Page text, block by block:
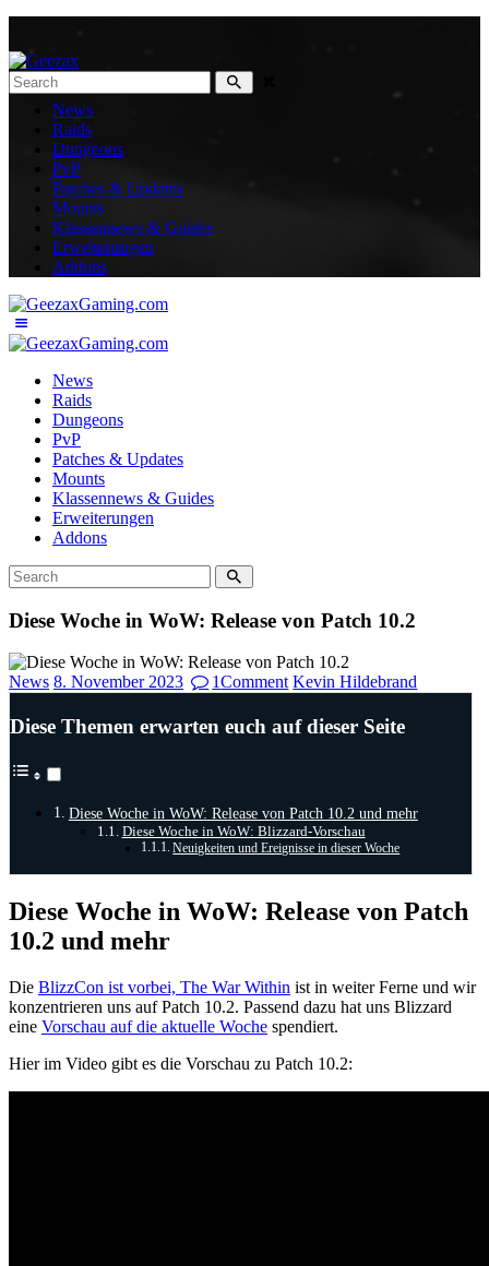
News
Raids
Dungeons
PvP
Patches & Updates
Mounts
Klassennews & Guides
Erweiterungen
Addons
News
Raids
Dungeons
PvP
Patches & Updates
Mounts
Klassennews & Guides
Erweiterungen
Addons
Diese Woche in WoW: Release von Patch 10.2
News 8. November 2023 1Comment Kevin Hildebrand
Diese Themen erwarten euch auf dieser Seite
Diese Woche in WoW: Release von Patch 10.2 und mehr
Diese Woche in WoW: Blizzard-Vorschau
Neuigkeiten und Ereignisse in dieser Woche
Diese Woche in WoW: Release von Patch
10.2 und mehr
Die BlizzCon ist vorbei, The War Within ist in weiter Ferne und wir
konzentrieren uns auf Patch 10.2. Passend dazu hat uns Blizzard
eine Vorschau auf die aktuelle Woche spendiert.
Hier im Video gibt es die Vorschau zu Patch 10.2: